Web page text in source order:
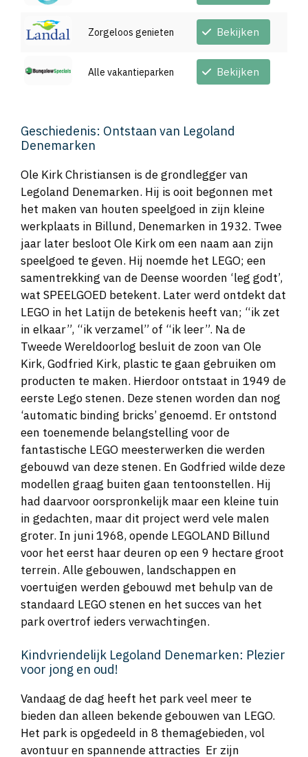
Zorgeloos genieten Bekijken
Alle vakantieparken Bekijken
Geschiedenis: Ontstaan van Legoland
Denemarken
Ole Kirk Christiansen is de grondlegger van
Legoland Denemarken. Hij is ooit begonnen met
het maken van houten speelgoed in zijn kleine
werkplaats in Billund, Denemarken in 1932. Twee
jaar later besloot Ole Kirk om een naam aan zijn
speelgoed te geven. Hij noemde het LEGO; een
samentrekking van de Deense woorden ‘leg godt’,
wat SPEELGOED betekent. Later werd ontdekt dat
LEGO in het Latijn de betekenis heeft van; “ik zet
in elkaar”, “ik verzamel” of “ik leer”. Na de
Tweede Wereldoorlog besluit de zoon van Ole
Kirk, Godfried Kirk, plastic te gaan gebruiken om
producten te maken. Hierdoor ontstaat in 1949 de
eerste Lego stenen. Deze stenen worden dan nog
‘automatic binding bricks’ genoemd. Er ontstond
een toenemende belangstelling voor de
fantastische LEGO meesterwerken die werden
gebouwd van deze stenen. En Godfried wilde deze
modellen graag buiten gaan tentoonstellen. Hij
had daarvoor oorspronkelijk maar een kleine tuin
in gedachten, maar dit project werd vele malen
groter. In juni 1968, opende LEGOLAND Billund
voor het eerst haar deuren op een 9 hectare groot
terrein. Alle gebouwen, landschappen en
voertuigen werden gebouwd met behulp van de
standaard LEGO stenen en het succes van het
park overtrof ieders verwachtingen.
Kindvriendelijk Legoland Denemarken: Plezier
voor jong en oud!
Vandaag de dag heeft het park veel meer te
bieden dan alleen bekende gebouwen van LEGO.
Het park is opgedeeld in 8 themagebieden, vol
avontuur en spannende attracties Er zijn